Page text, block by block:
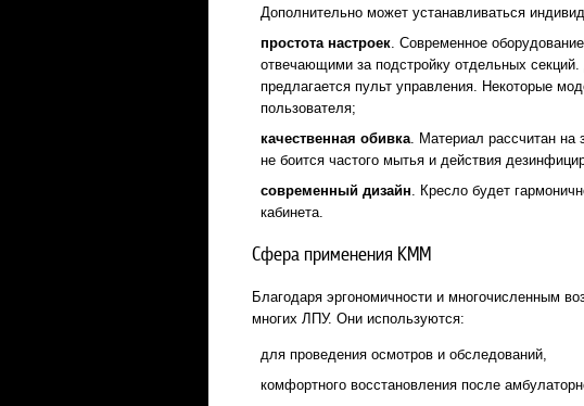
Дополнительно может устанавливаться
простота настроек. Современное
отвечающими за подстройку отдельных
предлагается пульт управления. Некоторые
пользователя;
качественная обивка. Материал рассчитан на
не боится частого мытья и действия
современный дизайн. Кресло будет
кабинета.
Сфера применения КММ
Благодаря эргономичности и многочисленным
многих ЛПУ. Они используются:
для проведения осмотров и обследований,
комфортного восстановления после